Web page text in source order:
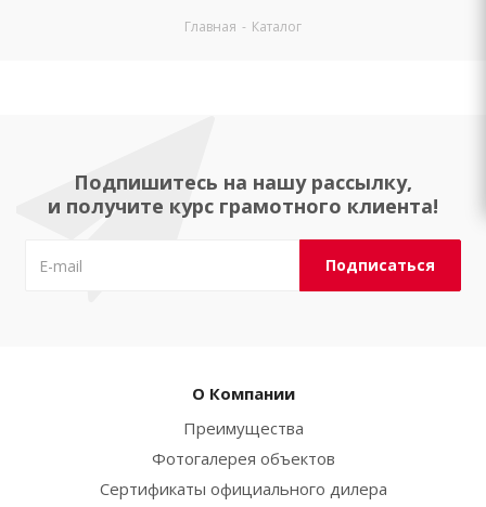
Главная - Каталог
Подпишитесь на нашу рассылку,
и получите курс грамотного клиента!
О Компании
Преимущества
Фотогалерея объектов
Сертификаты официального дилера